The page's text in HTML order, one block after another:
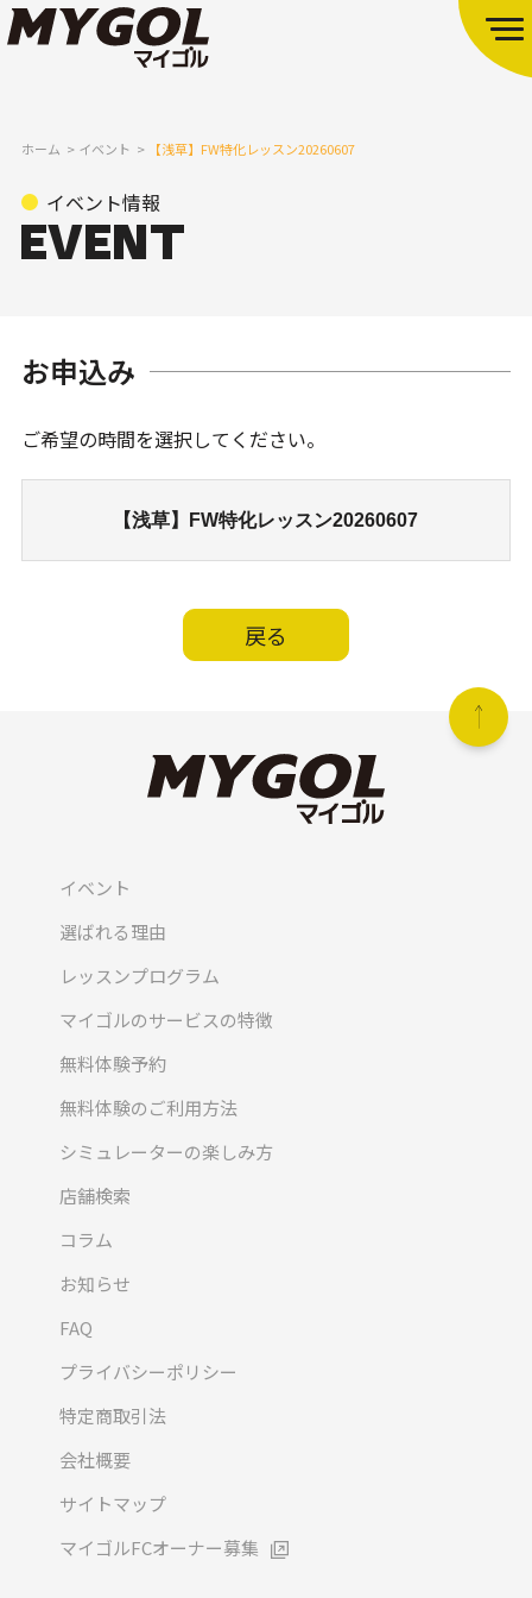
ホーム イベント 【浅草】FW特化レッスン20260607
イベント情報
お申込み
ご希望の時間を選択してください。
【浅草】FW特化レッスン20260607
戻る
イベント
選ばれる理由
レッスンプログラム
マイゴルのサービスの特徴
無料体験予約
無料体験のご利用方法
シミュレーターの楽しみ方
店舗検索
コラム
お知らせ
FAQ
プライバシーポリシー
特定商取引法
会社概要
サイトマップ
マイゴルFCオーナー募集